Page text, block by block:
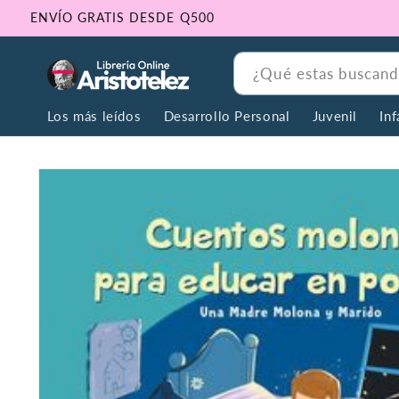
directamente
al contenido
ENVÍO GRATIS DESDE Q500
¿Qué estas
Los más leídos Desarrollo Personal Juvenil
directamente
del producto